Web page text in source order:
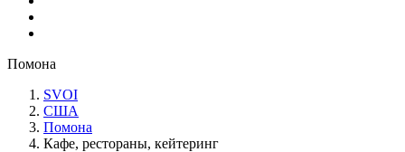
Помона
SVOI
США
Помона
Кафе, рестораны, кейтеринг